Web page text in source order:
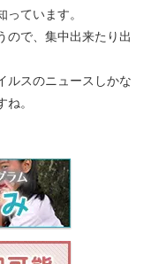
ています。
ので、集中出来たり出
ルスのニュースしかな
。